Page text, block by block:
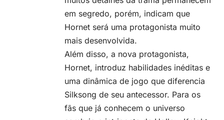
em segredo, porém, indicam que
Hornet será uma protagonista muito
mais desenvolvida.
Além disso, a nova protagonista,
Hornet, introduz habilidades inéditas e
uma dinâmica de jogo que diferencia
Silksong de seu antecessor. Para os
fãs que já conhecem o universo